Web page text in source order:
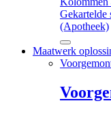
Gekartelde
(Apotheek)
Maatwerk